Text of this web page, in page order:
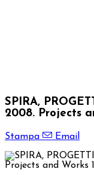
SPIRA,
2008. Projects
Stampa Email